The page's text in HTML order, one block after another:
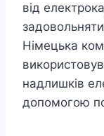
від
Німецька
надлишків
допомогою